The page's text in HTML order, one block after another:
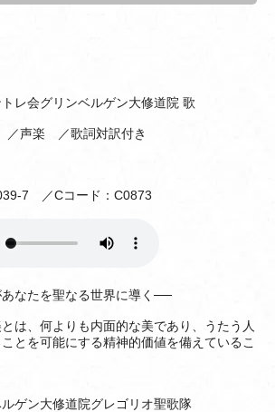
レ会グリンベルゲン大修道院 歌
声楽 ／歌詞対訳付き
7 ／Cコード：C0873
なたを聖なる世界に導く──
は、何よりも内面的な美であり、うたう人
とを可能にする精神的価値を備えているこ
ゲン大修道院グレゴリオ聖歌隊